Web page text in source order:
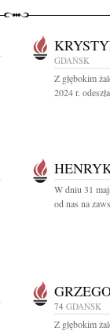
GDAŃSK
Z głębokim
2024 r.
W dniu 31
od nas na
74 GDAŃSK
Z głębokim